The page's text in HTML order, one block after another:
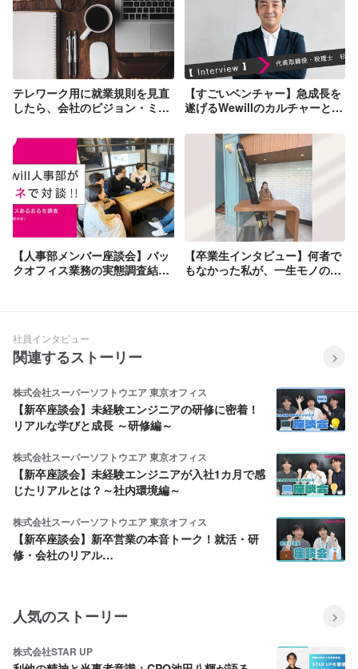
テレワーク用に就業規則を見直
したら、会社のビジョン・ミッ
ゃ明確になりました！
【すごいベンチャー】急成長を
遂げるWewillのカルチャーと
【人事部メンバー座談会】バッ
クオフィス業務の実態調査結果
【卒業生インタビュー】何者で
もなかった私が、一生モノの武
社員インタビュー
関連するストーリー
株式会社スーパーソフトウエア 東京オフィス
【新卒座談会】未経験エンジニアの研修に密着！
リアルな学びと成長 ～研修編～
株式会社スーパーソフトウエア 東京オフィス
【新卒座談会】未経験エンジニアが入社1カ月で感
じたリアルとは？～社内環境編～
株式会社スーパーソフトウエア 東京オフィス
【新卒座談会】新卒営業の本音トーク！就活・研
修・会社のリアル…
人気のストーリー
株式会社STAR UP